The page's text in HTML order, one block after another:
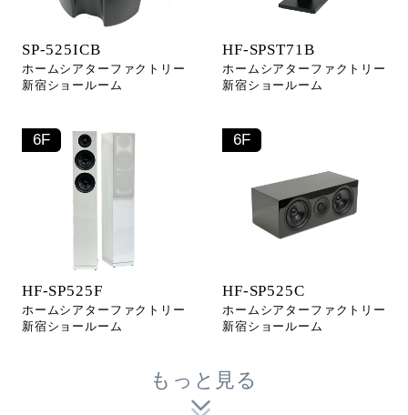
SP-525ICB
ホームシアターファクトリー
新宿ショールーム
HF-SPST71B
ホームシアターファクトリー
新宿ショールーム
6F
HF-SP525F
ホームシアターファクトリー
新宿ショールーム
6F
HF-SP525C
ホームシアターファクトリー
新宿ショールーム
もっと見る